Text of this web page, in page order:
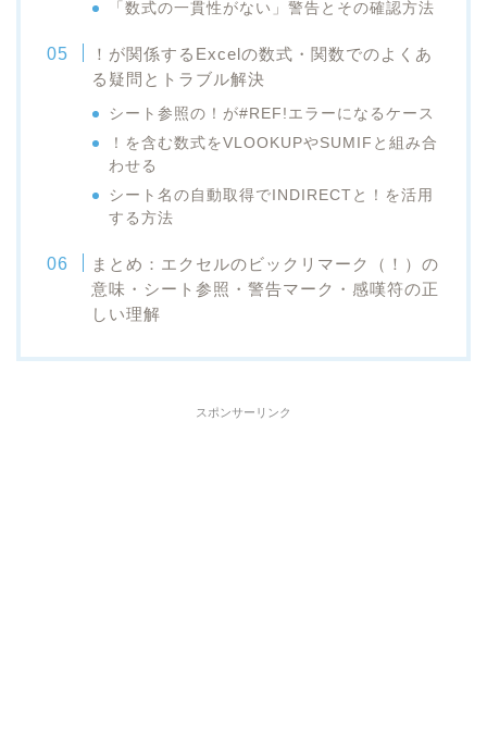
「数式の一貫性がない」警告とその確認方法
！が関係するExcelの数式・関数でのよくあ
る疑問とトラブル解決
シート参照の！が#REF!エラーになるケース
！を含む数式をVLOOKUPやSUMIFと組み合
わせる
シート名の自動取得でINDIRECTと！を活用
する方法
まとめ：エクセルのビックリマーク（！）の
意味・シート参照・警告マーク・感嘆符の正
しい理解
スポンサーリンク